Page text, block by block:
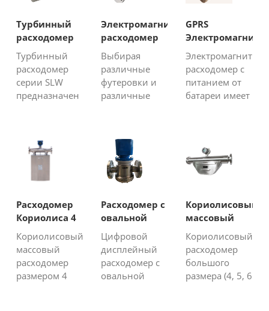
Турбинный
расходомер
вафельной
жидкости
Турбинный
расходомер
серии SLW
предназначен
маловязких
жидкостей в
закрытых
Турбинный
расходомер -
это
измеритель
скорости,
который
может
Электромагнитный
расходомер
для
агрессивной
жидкости
Выбирая
различные
футеровки и
различные
расходомеры
могут
измерять
коррозионные
сильные
кислоты или
щелочные
жидкости.
Электромагнитный
расходомер -
GPRS
расходомер
расходомер с
питанием от
батареи имеет
работать в
течение 36-72
месяцев, он
встроенный
модуль GPRS /
который
может
отправлять
значени...
Расходомер
Кориолиса 4
дюйма
Кориолисовый
массовый
расходомер
размером 4
Расходомер с
овальной
шестерней и
цифровым
дисплеем
Цифровой
дисплейный
расходомер с
овальной
Кориолисовый
массовый
расходомер
большого
размера
Кориолисовый
расходомер
большого
размера (4, 5, 6